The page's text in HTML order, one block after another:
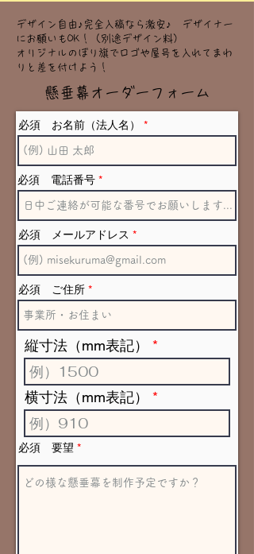
デザイン自由♪完全入稿なら激安♪ デザイナー
にお願いもOK！（別途デザイン料）
オリジナルのぼり旗で​ロゴや屋号を入れてまわ
りと差を付けよう！
​懸垂幕オーダーフォーム
必須 お名前（法人名）
必須 電話番号
必須 メールアドレス
必須 ご住所
縦寸法（mm表記）
横寸法（mm表記）
必須 要望